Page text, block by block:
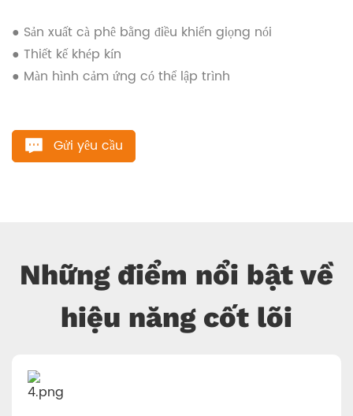
● Sản xuất cà phê bằng điều khiển giọng nói
● Thiết kế khép kín
● Màn hình cảm ứng có thể lập trình
Gửi yêu cầu
Những điểm nổi bật về
hiệu năng cốt lõi